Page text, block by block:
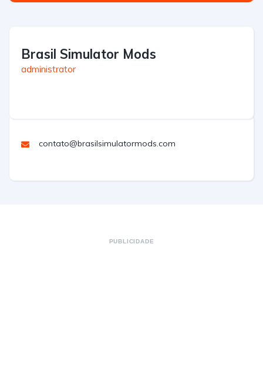
Brasil Simulator Mods
administrator
contato@brasilsimulatormods.com
PUBLICIDADE